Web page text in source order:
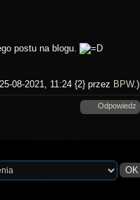
postu na blogu.
08-2021, 11:24 {2} przez BPW.)
Odpowiedz